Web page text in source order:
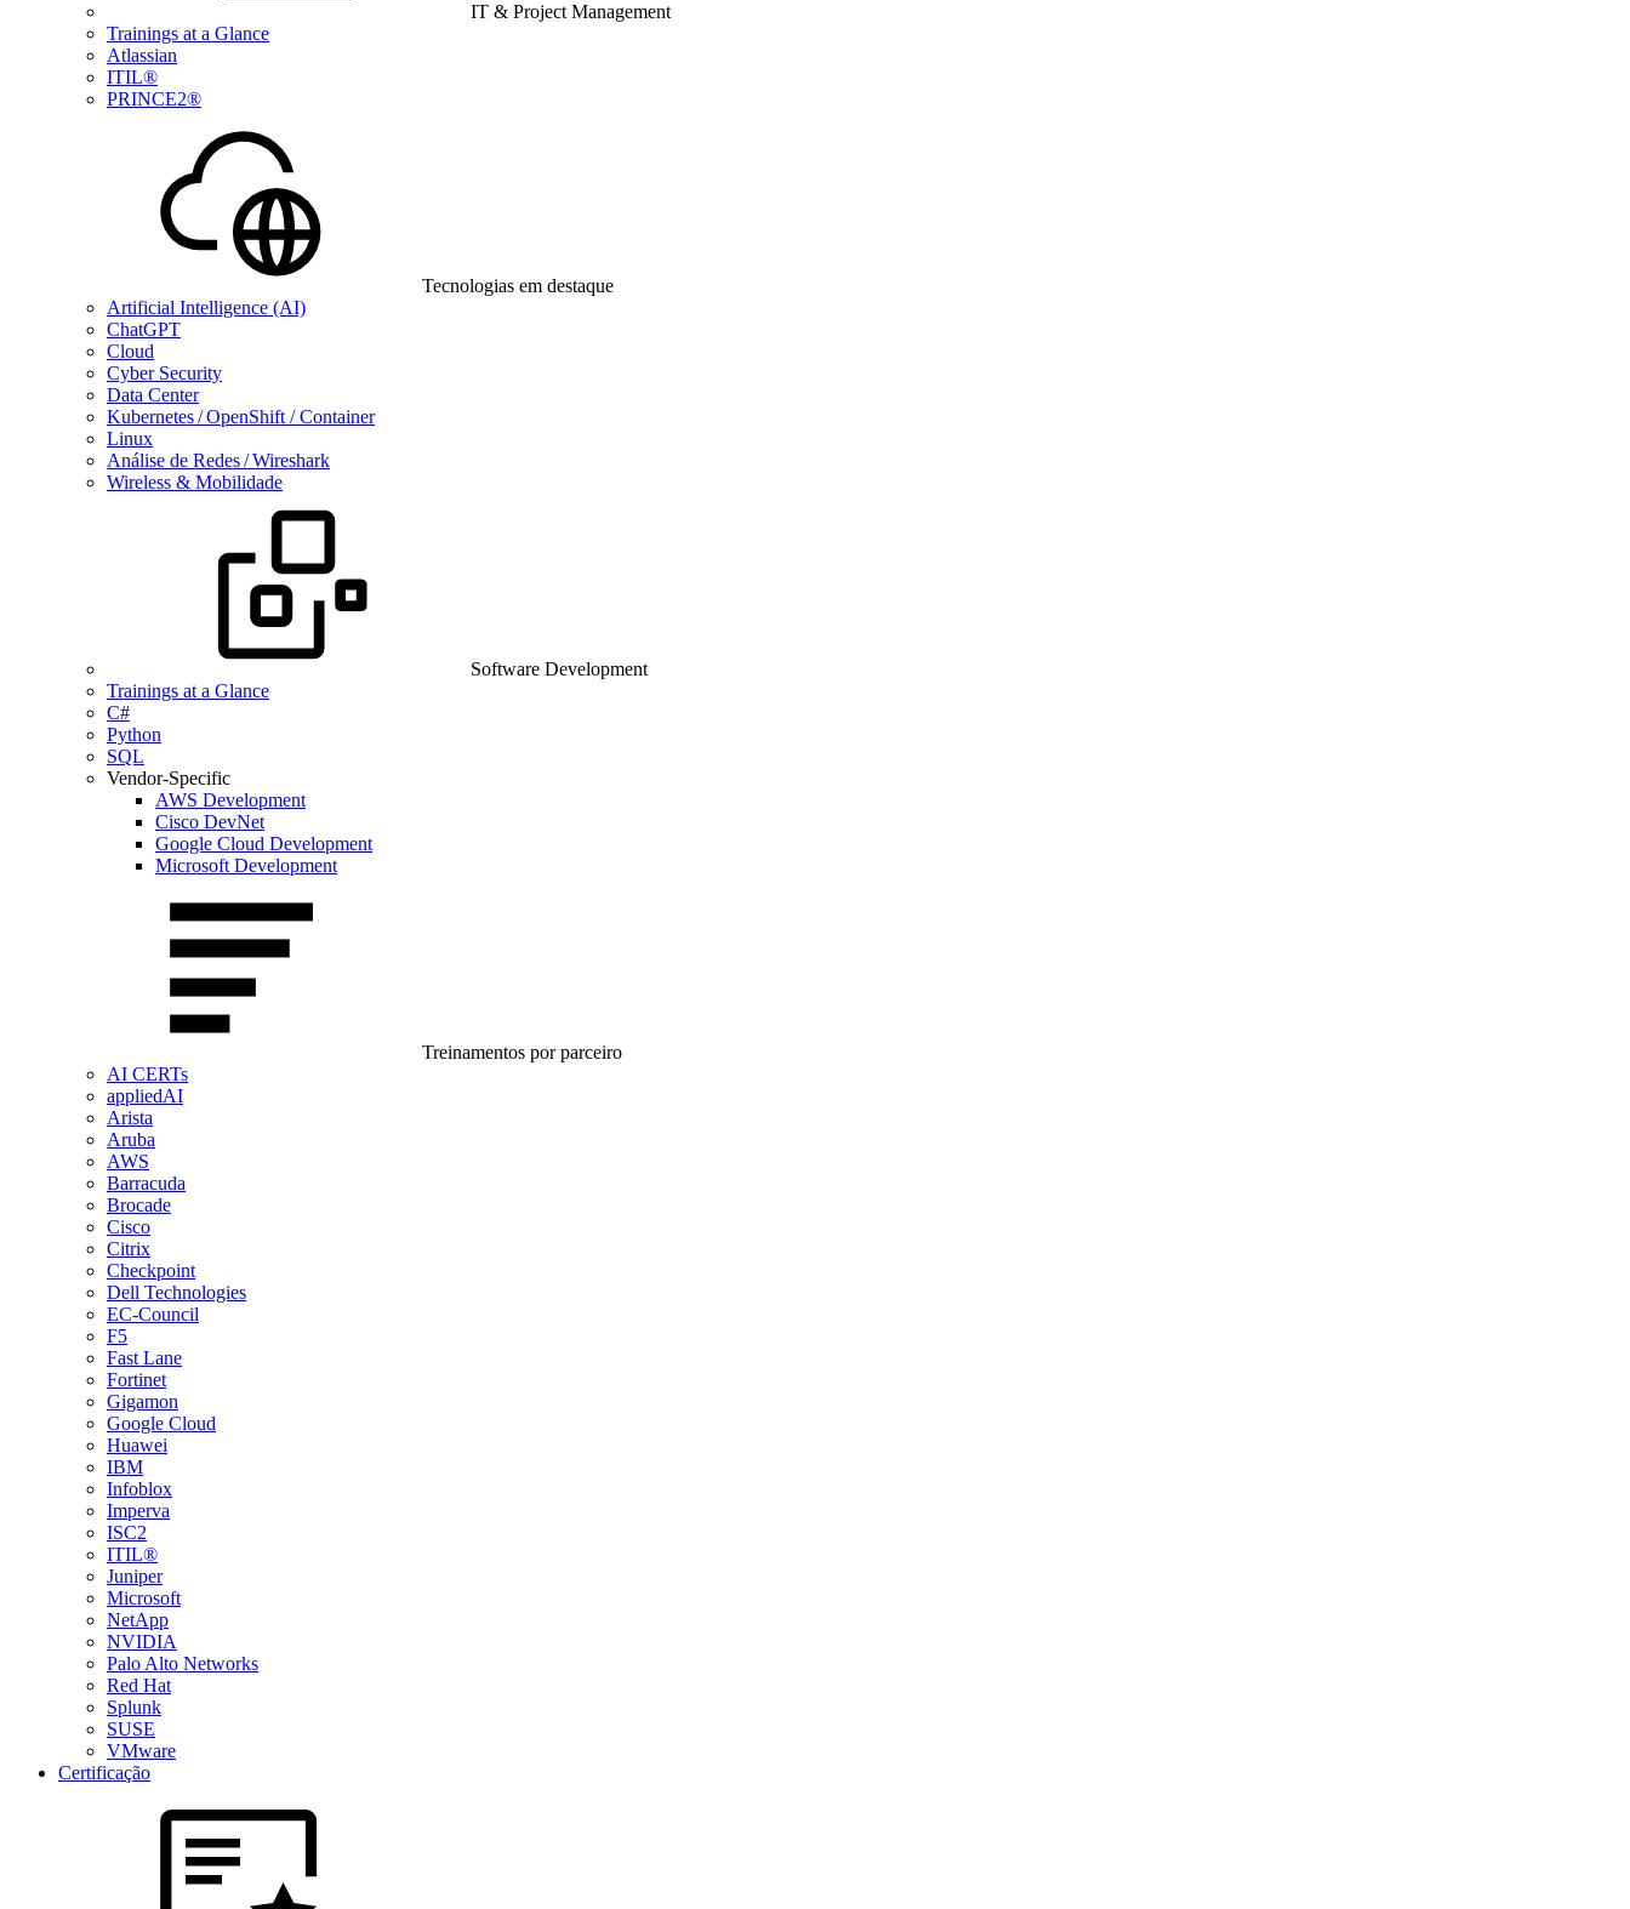
IT & Project Management
Trainings at a Glance
Atlassian
ITIL®
PRINCE2®
Tecnologias em destaque
Artificial Intelligence (AI)
ChatGPT
Cloud
Cyber Security
Data Center
Kubernetes / OpenShift / Container
Linux
Análise de Redes / Wireshark
Wireless & Mobilidade
Software Development
Trainings at a Glance
C#
Python
SQL
Vendor-Specific
AWS Development
Cisco DevNet
Google Cloud Development
Microsoft Development
Treinamentos por parceiro
AI CERTs
appliedAI
Arista
Aruba
AWS
Barracuda
Brocade
Cisco
Citrix
Checkpoint
Dell Technologies
EC-Council
F5
Fast Lane
Fortinet
Gigamon
Google Cloud
Huawei
IBM
Infoblox
Imperva
ISC2
ITIL®
Juniper
Microsoft
NetApp
NVIDIA
Palo Alto Networks
Red Hat
Splunk
SUSE
VMware
Certificação